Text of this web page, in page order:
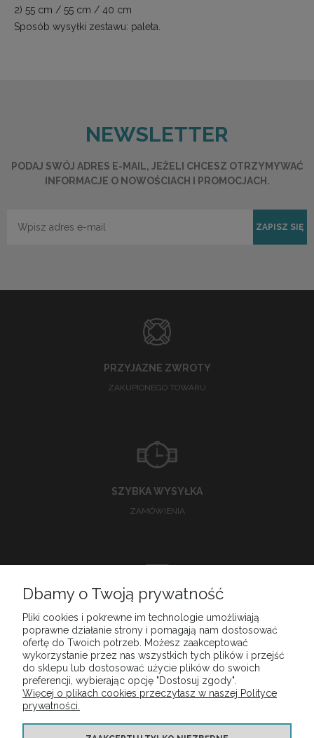
2) 55 cm / 55 cm / 40 cm
Sposób wysyłki zestawu: paleta.
NEWSLETTER
PODAJ SWÓJ ADRES E-MAIL, JEŻELI CHCESZ OTRZYMYWAĆ
INFORMACJE O NOWOŚCIACH I PROMOCJACH.
ZAPISZ SIĘ
PRZYJAZNE ZWROTY
ZAKUPIONEGO TOWARU
SZYBKA WYSYŁKA
ZAMÓWIENIA
DOSKONAŁA
OBSŁUGA KLIENTA
MOJE KONTO
Dbamy o Twoją prywatność
Pliki cookies i pokrewne im technologie umożliwiają
poprawne działanie strony i pomagają nam dostosować
ofertę do Twoich potrzeb. Możesz zaakceptować
wykorzystanie przez nas wszystkich tych plików i przejść
do sklepu lub dostosować użycie plików do swoich
preferencji, wybierając opcję "Dostosuj zgody".
Więcej o plikach cookies przeczytasz w naszej Polityce
prywatności.